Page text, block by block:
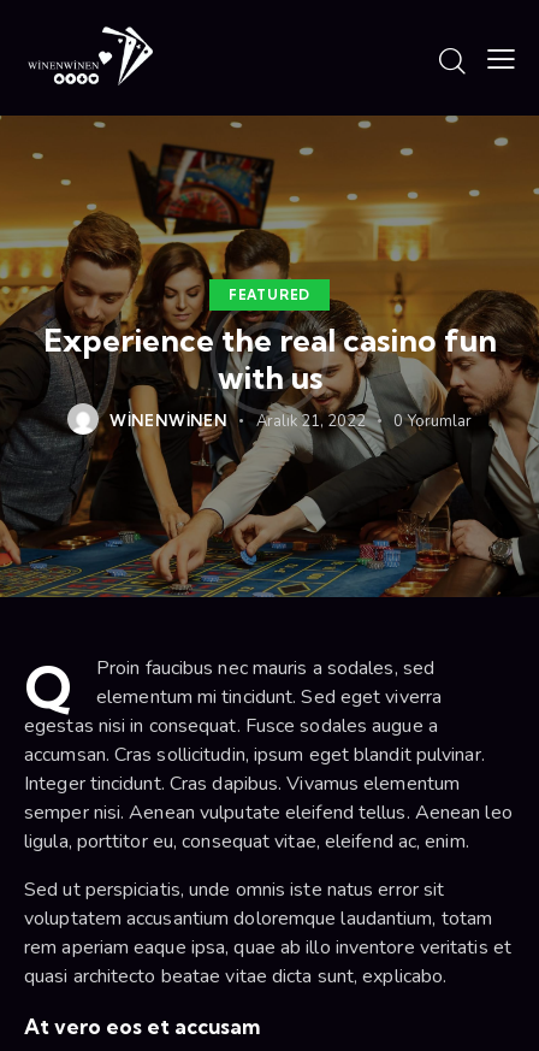
FEATURED
Experience the real casino fun
with us
WINENWINEN Aralık 21, 2022 0 Yorumlar
Q
Proin faucibus nec mauris a sodales, sed
elementum mi tincidunt. Sed eget viverra
egestas nisi in consequat. Fusce sodales augue a
accumsan. Cras sollicitudin, ipsum eget blandit pulvinar.
Integer tincidunt. Cras dapibus. Vivamus elementum
semper nisi. Aenean vulputate eleifend tellus. Aenean leo
ligula, porttitor eu, consequat vitae, eleifend ac, enim.
Sed ut perspiciatis, unde omnis iste natus error sit
voluptatem accusantium doloremque laudantium, totam
rem aperiam eaque ipsa, quae ab illo inventore veritatis et
quasi architecto beatae vitae dicta sunt, explicabo.
At vero eos et accusam